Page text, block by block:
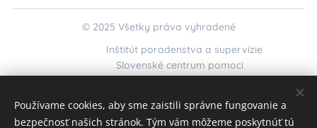
© 2025 Všetky práva vyhradené
Inštitút poradenstva a supervízie
Slovenské centrum pomoci
Cookies
Používame cookies, aby sme zaistili správne fungovanie a
bezpečnosť našich stránok. Tým vám môžeme poskytnúť tú